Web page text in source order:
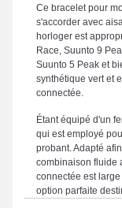
Ce bracelet pour
s'accorder avec
horloger est
Race, Suunto 9
Suunto 5 Peak et
synthétique vert et
connectée.
Étant équipé d'un
qui est employé
probant. Adapté
combinaison fluide
connectée est
option parfaite